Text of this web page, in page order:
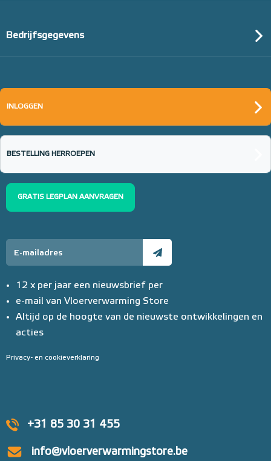
+31 85 30 31 455
info@vloerverwarmingstore.be
Bedrijfsgegevens
INLOGGEN
BESTELLING HERROEPEN
GRATIS LEGPLAN AANVRAGEN
12 x per jaar een nieuwsbrief per
e-mail van Vloerverwarming Store
Altijd op de hoogte van de nieuwste ontwikkelingen en
acties
Privacy- en cookieverklaring